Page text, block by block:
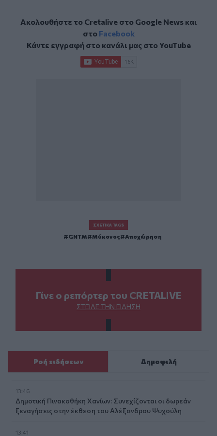
Ακολουθήστε το Cretalive στο Google Newsκαι
στο Facebook
Κάντε εγγραφή στο κανάλι μας στοYouTube
ΣΧΕΤΙΚΆ TAGS
GNTM Μύκονος Αποχώρηση
Γίνε ο ρεπόρτερ του CRETALIVE
ΣΤΕΊΛΕ ΤΗΝ ΕΊΔΗΣΗ
Ροή ειδήσεων Δημοφιλή
13:46
Δημοτική Πινακοθήκη Χανίων: Συνεχίζονται οι δωρεάν
ξεναγήσεις στην έκθεση του Αλέξανδρου Ψυχούλη
13:41